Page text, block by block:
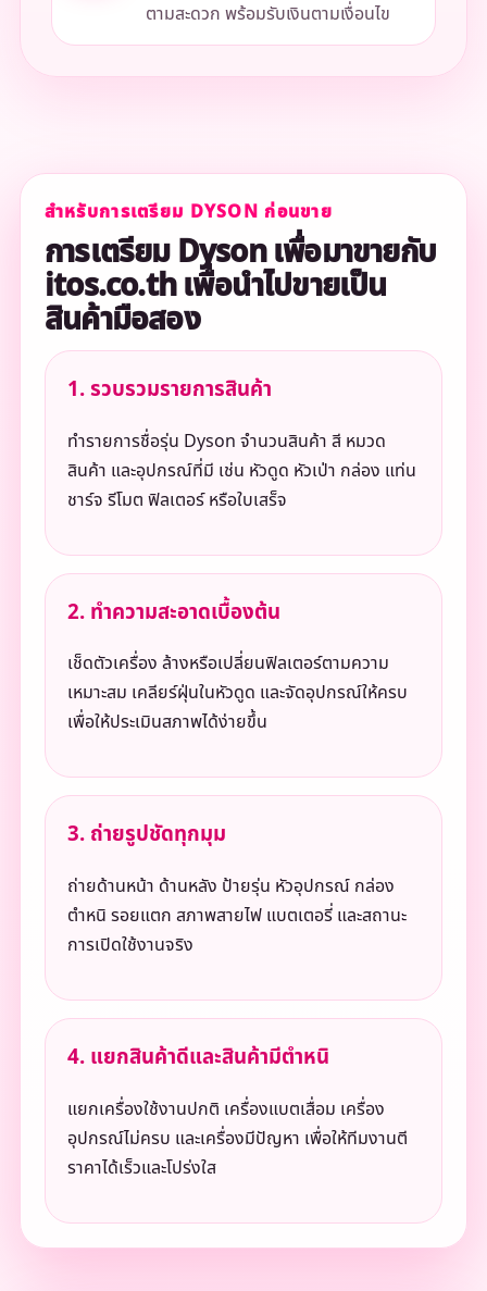
ตามสะดวก พร้อมรับเงินตามเงื่อนไข
สำหรับการเตรียม DYSON ก่อนขาย
การเตรียม Dyson เพื่อมาขายกับ
itos.co.th เพื่อนำไปขายเป็น
สินค้ามือสอง
1. รวบรวมรายการสินค้า
ทำรายการชื่อรุ่น Dyson จำนวนสินค้า สี หมวด
สินค้า และอุปกรณ์ที่มี เช่น หัวดูด หัวเป่า กล่อง แท่น
ชาร์จ รีโมต ฟิลเตอร์ หรือใบเสร็จ
2. ทำความสะอาดเบื้องต้น
เช็ดตัวเครื่อง ล้างหรือเปลี่ยนฟิลเตอร์ตามความ
เหมาะสม เคลียร์ฝุ่นในหัวดูด และจัดอุปกรณ์ให้ครบ
เพื่อให้ประเมินสภาพได้ง่ายขึ้น
3. ถ่ายรูปชัดทุกมุม
ถ่ายด้านหน้า ด้านหลัง ป้ายรุ่น หัวอุปกรณ์ กล่อง
ตำหนิ รอยแตก สภาพสายไฟ แบตเตอรี่ และสถานะ
การเปิดใช้งานจริง
4. แยกสินค้าดีและสินค้ามีตำหนิ
แยกเครื่องใช้งานปกติ เครื่องแบตเสื่อม เครื่อง
อุปกรณ์ไม่ครบ และเครื่องมีปัญหา เพื่อให้ทีมงานตี
ราคาได้เร็วและโปร่งใส